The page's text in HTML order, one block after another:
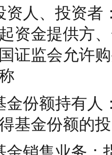
资金提供方
证监会允许
基金份额的